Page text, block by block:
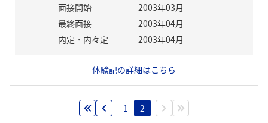
面接開始
2003年03月
最終面接
2003年04月
内定・内々定
2003年04月
体験記の詳細はこちら
1 2